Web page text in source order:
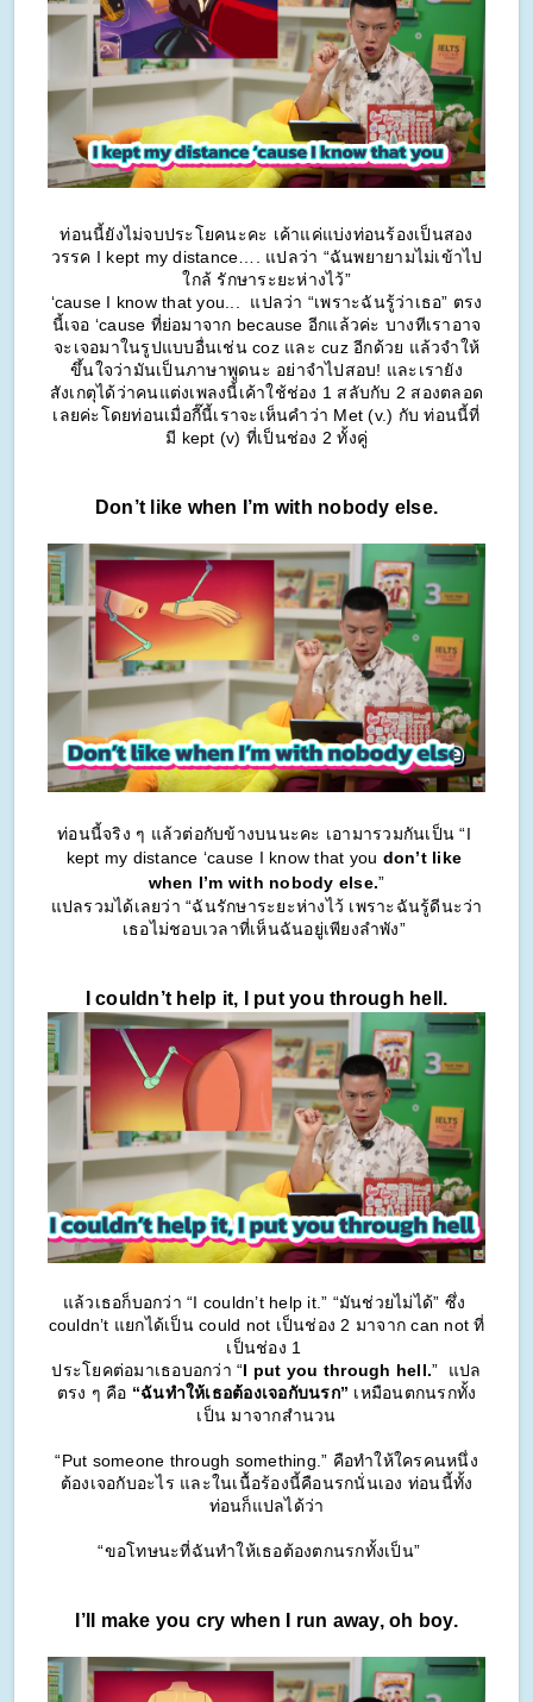
ท่อนนี้ยังไม่จบประโยคนะคะ เค้าแค่แบ่งท่อนร้องเป็นสอง
วรรค I kept my distance…. แปลว่า “ฉันพยายามไม่เข้าไป
ใกล้ รักษาระยะห่างไว้”
‘cause I know that you...  แปลว่า “เพราะฉันรู้ว่าเธอ” ตรง
นี้เจอ ‘cause ที่ย่อมาจาก because อีกแล้วค่ะ บางทีเราอาจ
จะเจอมาในรูปแบบอื่นเช่น coz และ cuz อีกด้วย แล้วจำให้
ขึ้นใจว่ามันเป็นภาษาพูดนะ อย่าจำไปสอบ! และเรายัง
สังเกตุได้ว่าคนแต่งเพลงนี้เค้าใช้ช่อง 1 สลับกับ 2 สองตลอด
เลยค่ะโดยท่อนเมื่อกี๊นี้เราจะเห็นคำว่า Met (v.) กับ ท่อนนี้ที่
มี kept (v) ที่เป็นช่อง 2 ทั้งคู่
Don’t like when I’m with nobody else.
ท่อนนี้จริง ๆ แล้วต่อกับข้างบนนะคะ เอามารวมกันเป็น “I
kept my distance ‘cause I know that you don’t like
when I’m with nobody else.”
แปลรวมได้เลยว่า “ฉันรักษาระยะห่างไว้ เพราะฉันรู้ดีนะว่า
เธอไม่ชอบเวลาที่เห็นฉันอยู่เพียงลำพัง”
I couldn’t help it, I put you through hell.
แล้วเธอก็บอกว่า “I couldn’t help it.” “มันช่วยไม่ได้” ซึ่ง
couldn’t แยกได้เป็น could not เป็นช่อง 2 มาจาก can not ที่
เป็นช่อง 1
ประโยคต่อมาเธอบอกว่า “I put you through hell.”  แปล
ตรง ๆ คือ “ฉันทำให้เธอต้องเจอกับนรก” เหมือนตกนรกทั้ง
เป็น มาจากสำนวน
“Put someone through something.” คือทำให้ใครคนหนึ่ง
ต้องเจอกับอะไร และในเนื้อร้องนี้คือนรกนั่นเอง ท่อนนี้ทั้ง
ท่อนก็แปลได้ว่า
“ขอโทษนะที่ฉันทำให้เธอต้องตกนรกทั้งเป็น”
I’ll make you cry when I run away, oh boy.